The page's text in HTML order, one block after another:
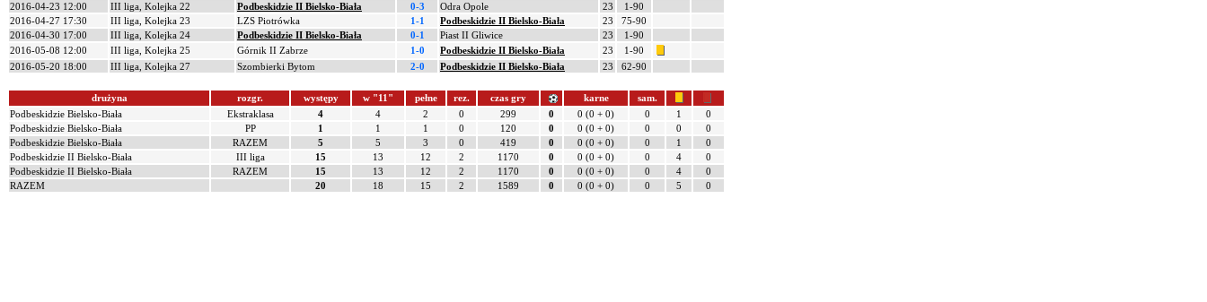
2016-04-23 12:00
III liga, Kolejka 22 Podbeskidzie II Bielsko-Biała 0-3 Odra Opole 23
1-90
2016-04-27 17:30
III liga, Kolejka 23 LZS Piotrówka 1-1 Podbeskidzie II Bielsko-Biała 23
75-90
2016-04-30 17:00
III liga, Kolejka 24 Podbeskidzie II Bielsko-Biała 0-1 Piast II Gliwice 23
1-90
2016-05-08 12:00
III liga, Kolejka 25 Górnik II Zabrze 1-0 Podbeskidzie II Bielsko-Biała 23
1-90
2016-05-20 18:00
III liga, Kolejka 27 Szombierki Bytom 2-0 Podbeskidzie II Bielsko-Biała 23 62-90
drużyna rozgr. występy w "11" pełne rez. czas gry karne
sam.
Podbeskidzie Bielsko-Biała
Ekstraklasa 4 4 2 0 299 0 0 (0 + 0) 0 1
0
Podbeskidzie Bielsko-Biała
PP 1 1 1 0 120 0 0 (0 + 0) 0 0
0
Podbeskidzie Bielsko-Biała
RAZEM 5 5 3 0 419 0 0 (0 + 0) 0 1
0
Podbeskidzie II Bielsko-Biała
III liga 15 13 12 2 1170 0 0 (0 + 0) 0 4
0
Podbeskidzie II Bielsko-Biała
RAZEM 15 13 12 2 1170 0 0 (0 + 0) 0 4
0
RAZEM
20 18 15 2 1589 0 0 (0 + 0) 0 5 0